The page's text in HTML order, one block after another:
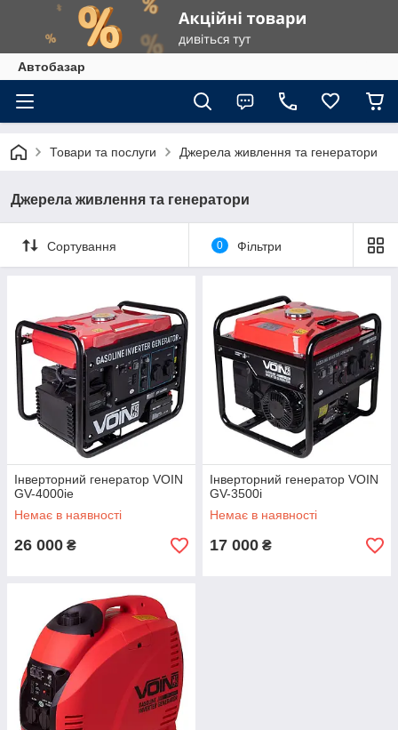
Автобазар
Товари та послуги Джерела живлення та генератори
Джерела живлення та генератори
Сортування 0 Фільтри
Інверторний генератор VOIN
GV-4000ie
Немає в наявності
26 000 ₴
Інверторний генератор VOIN
GV-3500i
Немає в наявності
17 000 ₴